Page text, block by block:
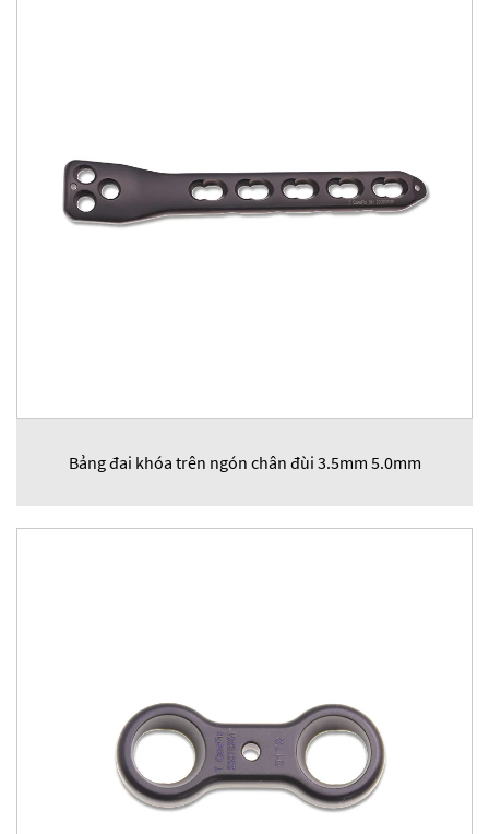
Bảng đai khóa trên ngón chân đùi 3.5mm 5.0mm